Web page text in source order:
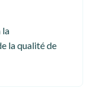
la
la qualité de